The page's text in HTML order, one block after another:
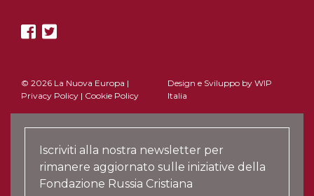
© 2026 La Nuova Europa |
Privacy Policy | Cookie Policy
Design e Sviluppo by WIP
Italia
Iscriviti alla nostra newsletter per
rimanere aggiornato sulle iniziative della
Fondazione Russia Cristiana